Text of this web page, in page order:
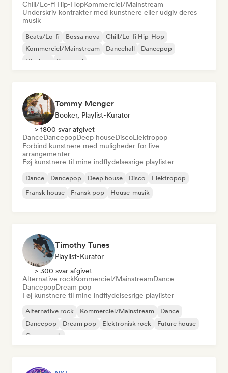
Chill/Lo-fi Hip-HopKommerciel/Mainstream
Underskriv kontrakter med kunstnere eller udgiv deres
musik
Beats/Lo-fi Bossa nova
Chill/Lo-fi Hip-Hop
Kommerciel/Mainstream
Dancehall
Dancepop
Hip-hop
Pop-soul
Tommy Menger
Booker, Playlist-Kurator
> 1800 svar afgivet
DanceDancepopDeep houseDiscoElektropop
Forbind kunstnere med muligheder for live-
arrangementer
Føj kunstnere til mine indflydelsesrige playlister
Dance Dancepop Deep house Disco
Elektropop
Fransk house
Fransk pop House-musik
Timothy Tunes
Playlist-Kurator
> 300 svar afgivet
Alternative rockKommerciel/MainstreamDance
DancepopDream pop
Føj kunstnere til mine indflydelsesrige playlister
Alternative rock Kommerciel/Mainstream
Dance
Dancepop
Dream pop Elektronisk rock
Future house
Garagerock